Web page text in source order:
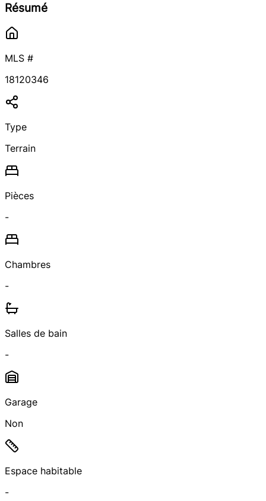
Résumé
MLS #
18120346
Type
Terrain
Pièces
-
Chambres
-
Salles de bain
-
Garage
Non
Espace habitable
-